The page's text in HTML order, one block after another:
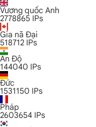
Vương quốc Anh
2778865 IPs
Gia nã Đại
518712 IPs
Ấn Độ
144040 IPs
Đức
1531150 IPs
Pháp
2603654 IPs